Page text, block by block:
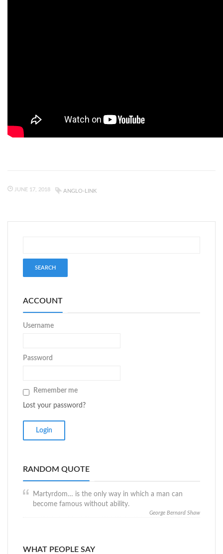
JUNE 17, 2018 ANGLO-LINK
ACCOUNT
Username
Password
Remember me
Lost your password?
RANDOM QUOTE
Martyrdom… is the only way in which a man can
become famous without ability.
George Bernard Shaw
WHAT PEOPLE SAY